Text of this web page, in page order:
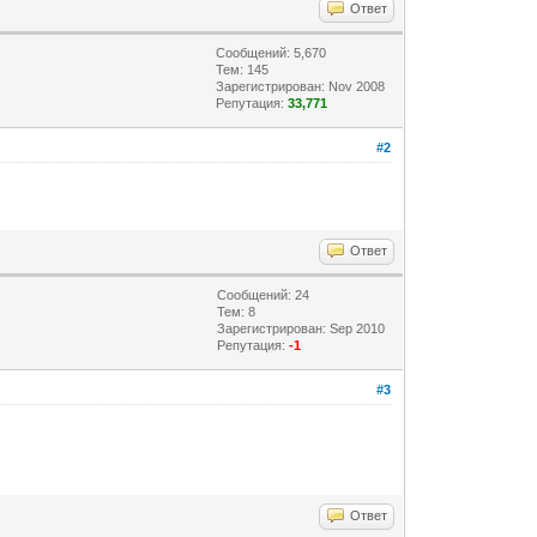
Ответ
Сообщений: 5,670
Тем: 145
Зарегистрирован: Nov 2008
Репутация:33,771
#2
Ответ
Сообщений: 24
Тем: 8
Зарегистрирован: Sep 2010
Репутация:-1
#3
Ответ